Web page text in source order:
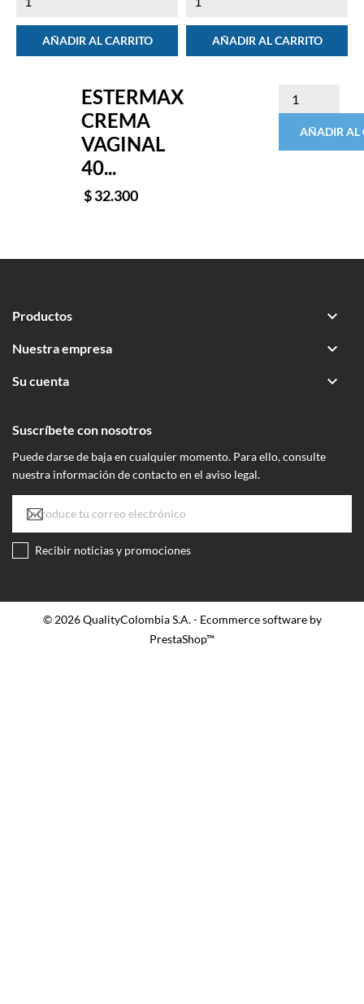
AÑADIR AL CARRITO AÑADIR AL CARRITO
ESTERMAX
CREMA
VAGINAL
40...
$ 32.300
AÑADIR AL
Productos 
Nuestra empresa 
Su cuenta 
Suscríbete con nosotros
Puede darse de baja en cualquier momento. Para ello, consulte
nuestra información de contacto en el aviso legal.
Recibir noticias y promociones
© 2026 QualityColombia S.A. - Ecommerce software by
PrestaShop™